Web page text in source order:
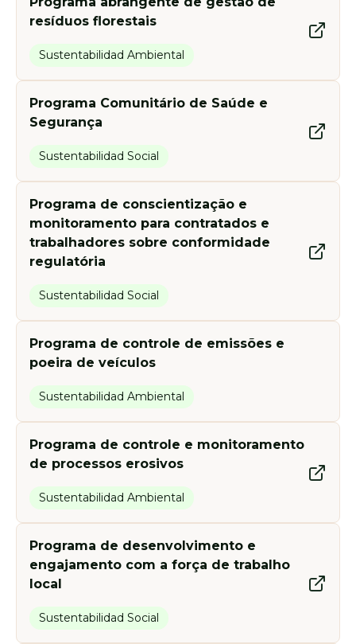
Programas desarrollados:
resíduos florestais
Sustentabilidad Ambiental
Programa Comunitário de Saúde e
Segurança
Sustentabilidad Social
Programa de conscientização e
monitoramento para contratados e
trabalhadores sobre conformidade
regulatória
Sustentabilidad Social
Programa de controle de emissões e
poeira de veículos
Sustentabilidad Ambiental
Programa de controle e monitoramento
de processos erosivos
Sustentabilidad Ambiental
Programa de desenvolvimento e
engajamento com a força de trabalho
local
Sustentabilidad Social